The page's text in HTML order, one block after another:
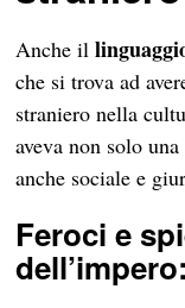
Anche il
che si trova ad
straniero nella
aveva non solo
anche sociale e
Feroci e